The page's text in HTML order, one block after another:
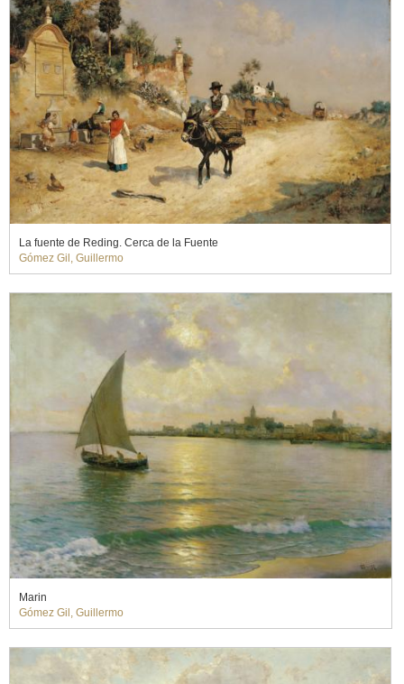
La fuente de Reding. Cerca de la Fuente
Gómez Gil, Guillermo
Marin
Gómez Gil, Guillermo